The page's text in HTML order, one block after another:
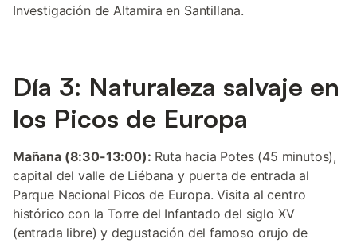
Investigación de Altamira en Santillana.
Día 3: Naturaleza salvaje en
los Picos de Europa
Mañana (8:30-13:00): Ruta hacia Potes (45 minutos),
capital del valle de Liébana y puerta de entrada al
Parque Nacional Picos de Europa. Visita al centro
histórico con la Torre del Infantado del siglo XV
(entrada libre) y degustación del famoso orujo de